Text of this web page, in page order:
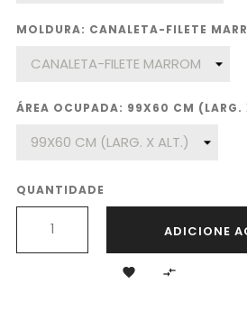
MOLDURA: CANALETA-FILETE
ÁREA OCUPADA: 99X60 CM (LARG.
QUANTIDADE
ADICIONE
 